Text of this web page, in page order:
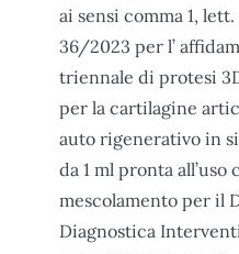
ai sensi comma 1,
36/2023 per l’
triennale di protesi
per la cartilagine
auto rigenerativo in
da 1 ml pronta all’uso
mescolamento per il
Diagnostica